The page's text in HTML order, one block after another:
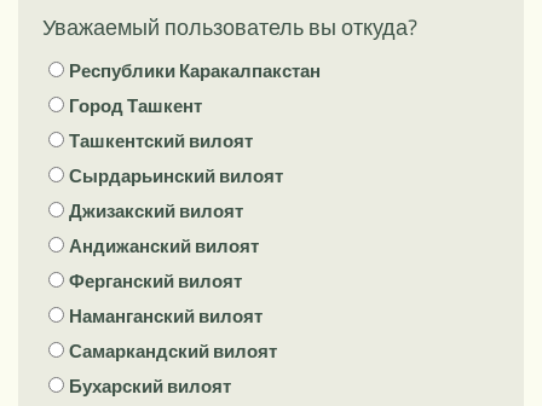
Уважаемый пользователь вы откуда?
Республики Каракалпакстан
Город Ташкент
Ташкентский вилоят
Сырдарьинский вилоят
Джизакский вилоят
Андижанский вилоят
Ферганский вилоят
Наманганский вилоят
Самаркандский вилоят
Бухарский вилоят